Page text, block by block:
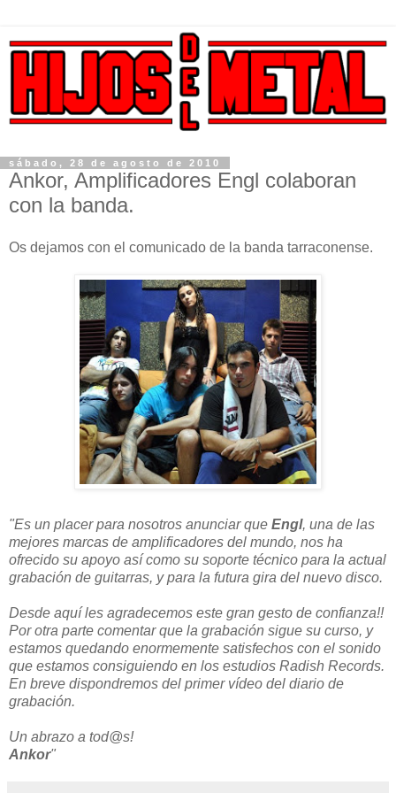
sábado, 28 de agosto de 2010
Ankor, Amplificadores Engl colaboran
con la banda.
Os dejamos con el comunicado de la banda tarraconense.
"Es un placer para nosotros anunciar que Engl, una de las
mejores marcas de amplificadores del mundo, nos ha
ofrecido su apoyo así como su soporte técnico para la actual
grabación de guitarras, y para la futura gira del nuevo disco.
Desde aquí les agradecemos este gran gesto de confianza!!
Por otra parte comentar que la grabación sigue su curso, y
estamos quedando enormemente satisfechos con el sonido
que estamos consiguiendo en los estudios Radish Records.
En breve dispondremos del primer vídeo del diario de
grabación.
Un abrazo a tod@s!
Ankor"